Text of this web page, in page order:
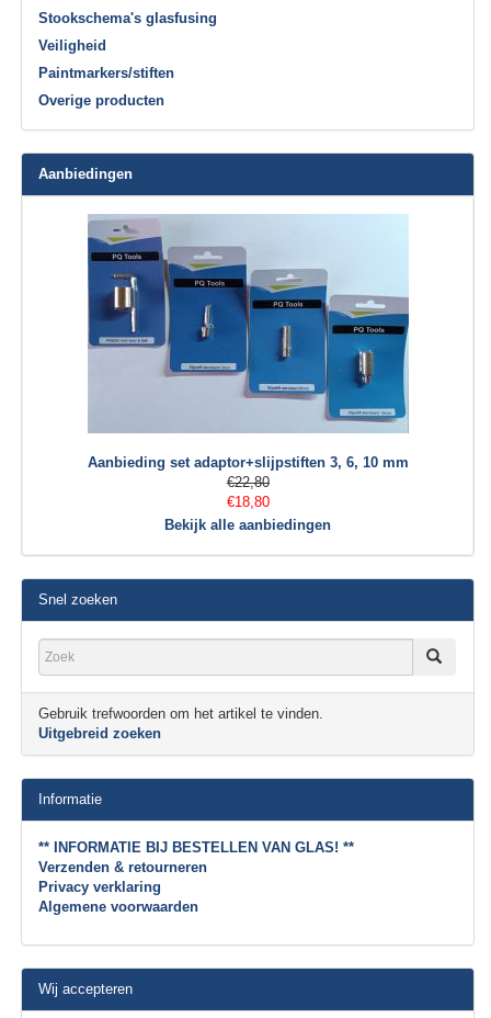
Stookschema's glasfusing
Veiligheid
Paintmarkers/stiften
Overige producten
Aanbiedingen
Aanbieding set adaptor+slijpstiften 3, 6, 10 mm
€22,80
€18,80
Bekijk alle aanbiedingen
Snel zoeken
Gebruik trefwoorden om het artikel te vinden.
Uitgebreid zoeken
Informatie
** INFORMATIE BIJ BESTELLEN VAN GLAS! **
Verzenden & retourneren
Privacy verklaring
Algemene voorwaarden
Wij accepteren